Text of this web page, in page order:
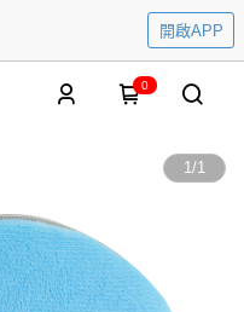
開啟APP
0
1/1